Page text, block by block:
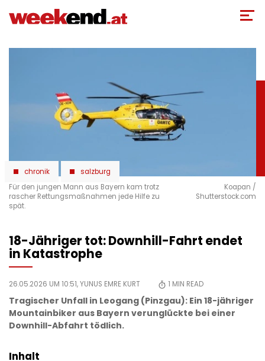
zum
chronik
salzburg
Für den jungen Mann aus Bayern kam trotz
rascher Rettungsmaßnahmen jede Hilfe zu
spät.
Koapan /
Shutterstock.com
18-Jähriger tot: Downhill-Fahrt endet
in Katastrophe
26.05.2026 UM 10:51,YUNUS EMRE KURT 1 MIN READ
Tragischer Unfall in Leogang (Pinzgau): Ein 18-jähriger
Mountainbiker aus Bayern verunglückte bei einer
Downhill-Abfahrt tödlich.
Inhalt